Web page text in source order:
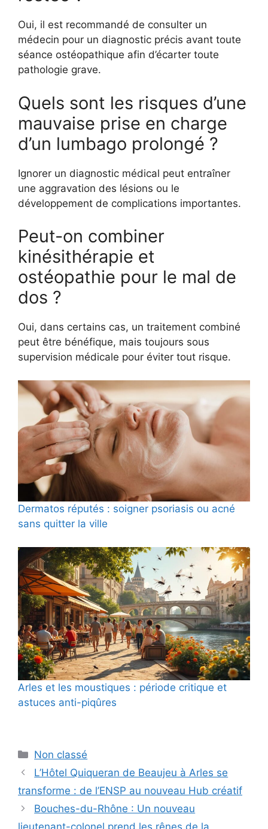
Oui, il est recommandé de consulter un
médecin pour un diagnostic précis avant toute
séance ostéopathique afin d’écarter toute
pathologie grave.
Quels sont les risques d’une
mauvaise prise en charge
d’un lumbago prolongé ?
Ignorer un diagnostic médical peut entraîner
une aggravation des lésions ou le
développement de complications importantes.
Peut-on combiner
kinésithérapie et
ostéopathie pour le mal de
dos ?
Oui, dans certains cas, un traitement combiné
peut être bénéfique, mais toujours sous
supervision médicale pour éviter tout risque.
Dermatos réputés : soigner psoriasis ou acné
sans quitter la ville
Arles et les moustiques : période critique et
astuces anti-piqûres
Catégories
Non classé
L’Hôtel Quiqueran de Beaujeu à Arles se
transforme : de l’ENSP au nouveau Hub créatif
Bouches-du-Rhône : Un nouveau